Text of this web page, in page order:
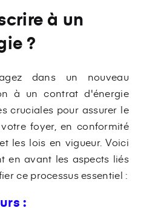
à un
?
dans un nouveau
à un contrat d'énergie
cruciales pour assurer le
foyer, en conformité
les lois en vigueur. Voici
en avant les aspects liés
ce processus essentiel :
: